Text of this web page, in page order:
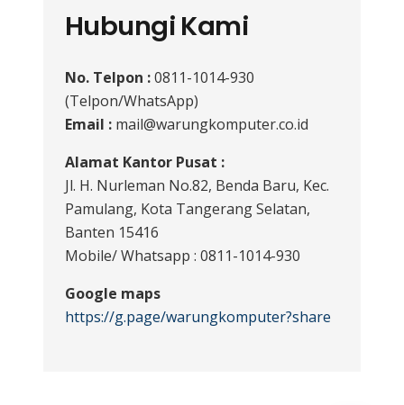
Hubungi Kami
No. Telpon :0811-1014-930
(Telpon/WhatsApp)
Email : mail@warungkomputer.co.id
Alamat Kantor Pusat :
Jl. H. Nurleman No.82, Benda Baru, Kec.
Pamulang, Kota Tangerang Selatan,
Banten 15416
Mobile/ Whatsapp : 0811-1014-930
Google maps
https://g.page/warungkomputer?share